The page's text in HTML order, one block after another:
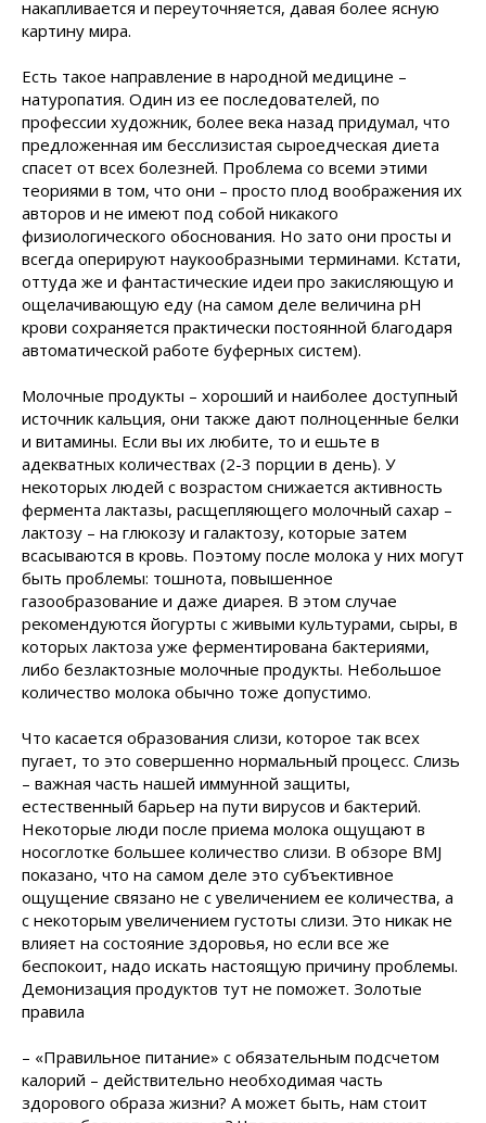
накапливается и переуточняется, давая более ясную
картину мира.
Есть такое направление в народной медицине –
натуропатия. Один из ее последователей, по
профессии художник, более века назад придумал, что
предложенная им бесслизистая сыроедческая диета
спасет от всех болезней. Проблема со всеми этими
теориями в том, что они – просто плод воображения их
авторов и не имеют под собой никакого
физиологического обоснования. Но зато они просты и
всегда оперируют наукообразными терминами. Кстати,
оттуда же и фантастические идеи про закисляющую и
ощелачивающую еду (на самом деле величина pH
крови сохраняется практически постоянной благодаря
автоматической работе буферных систем).
Молочные продукты – хороший и наиболее доступный
источник кальция, они также дают полноценные белки
и витамины. Если вы их любите, то и ешьте в
адекватных количествах (2-3 порции в день). У
некоторых людей c возрастом снижается активность
фермента лактазы, расщепляющего молочный сахар –
лактозу – на глюкозу и галактозу, которые затем
всасываются в кровь. Поэтому после молока у них могут
быть проблемы: тошнота, повышенное
газообразование и даже диарея. В этом случае
рекомендуются йогурты с живыми культурами, сыры, в
которых лактоза уже ферментирована бактериями,
либо безлактозные молочные продукты. Небольшое
количество молока обычно тоже допустимо.
Что касается образования слизи, которое так всех
пугает, то это совершенно нормальный процесс. Слизь
– важная часть нашей иммунной защиты,
естественный барьер на пути вирусов и бактерий.
Некоторые люди после приема молока ощущают в
носоглотке большее количество слизи. В обзоре BMJ
показано, что на самом деле это субъективное
ощущение связано не с увеличением ее количества, а
с некоторым увеличением густоты слизи. Это никак не
влияет на состояние здоровья, но если все же
беспокоит, надо искать настоящую причину проблемы.
Демонизация продуктов тут не поможет. Золотые
правила
– «Правильное питание» с обязательным подсчетом
калорий – действительно необходимая часть
здорового образа жизни? А может быть, нам стоит